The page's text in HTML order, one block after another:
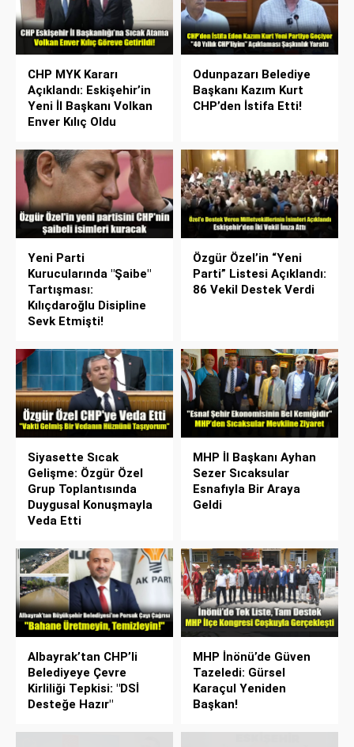
CHP MYK Kararı
Açıklandı: Eskişehir’in
Yeni İl Başkanı Volkan
Enver Kılıç Oldu
Odunpazarı Belediye
Başkanı Kazım Kurt
CHP’den İstifa Etti!
Yeni Parti
Kurucularında "Şaibe"
Tartışması:
Kılıçdaroğlu Disipline
Sevk Etmişti!
Özgür Özel’in “Yeni
Parti” Listesi Açıklandı:
86 Vekil Destek Verdi
Siyasette Sıcak
Gelişme: Özgür Özel
Grup Toplantısında
Duygusal Konuşmayla
Veda Etti
MHP İl Başkanı Ayhan
Sezer Sıcaksular
Esnafıyla Bir Araya
Geldi
Albayrak’tan CHP’li
Belediyeye Çevre
Kirliliği Tepkisi: "DSİ
Desteğe Hazır"
MHP İnönü’de Güven
Tazeledi: Gürsel
Karaçul Yeniden
Başkan!